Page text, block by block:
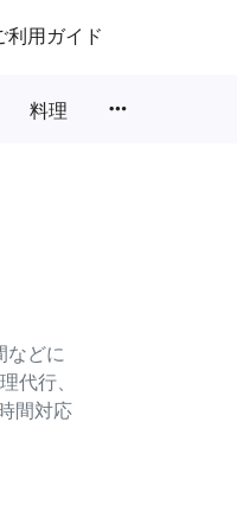
利用ガイド
料理 more_horiz
などに
代行、
間対応